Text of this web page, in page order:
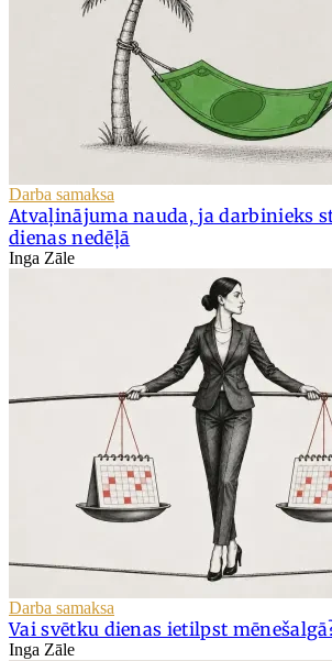
Darba samaksa
Atvaļinājuma nauda, ja darbinieks
dienas nedēļā
Inga Zāle
Darba samaksa
Vai svētku dienas ietilpst
Inga Zāle